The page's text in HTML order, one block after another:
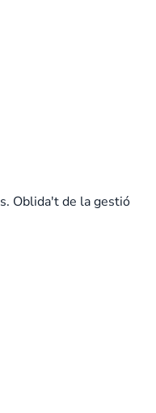
Oblida't de la gestió